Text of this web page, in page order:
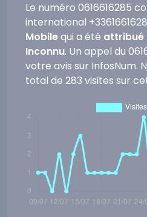
Le numéro 0616616285
international
Mobilequi a été attribué
Inconnu. Un appel du
votre avis sur InfosNum.
total de 283 visites sur